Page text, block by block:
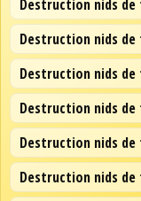
Destruction nids
Destruction nids
Destruction nids
Destruction nids
Destruction nids
Destruction nids